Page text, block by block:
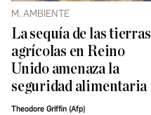
M. AMBIENTE
La sequía de las tierras
agrícolas en Reino
Unido amenaza la
seguridad alimentaria
Theodore Griffin (Afp)